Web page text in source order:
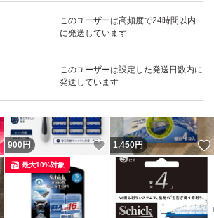
このユーザーは高頻度で24時間以内
に発送しています
このユーザーは設定した発送日数内に
発送しています
いいね！
1,045
いいね！
900円 いいね！
1,450円
最大10%対象